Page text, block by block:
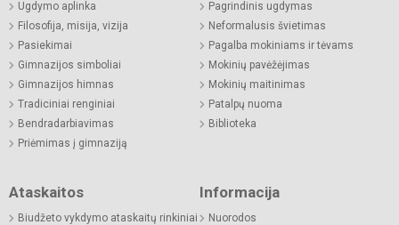
Ugdymo aplinka
Filosofija, misija, vizija
Pasiekimai
Gimnazijos simboliai
Gimnazijos himnas
Tradiciniai renginiai
Bendradarbiavimas
Priėmimas į gimnaziją
Pagrindinis ugdymas
Neformalusis švietimas
Pagalba mokiniams ir tėvams
Mokinių pavėžėjimas
Mokinių maitinimas
Patalpų nuoma
Biblioteka
Ataskaitos
Biudžeto vykdymo ataskaitų rinkiniai
Informacija
Nuorodos